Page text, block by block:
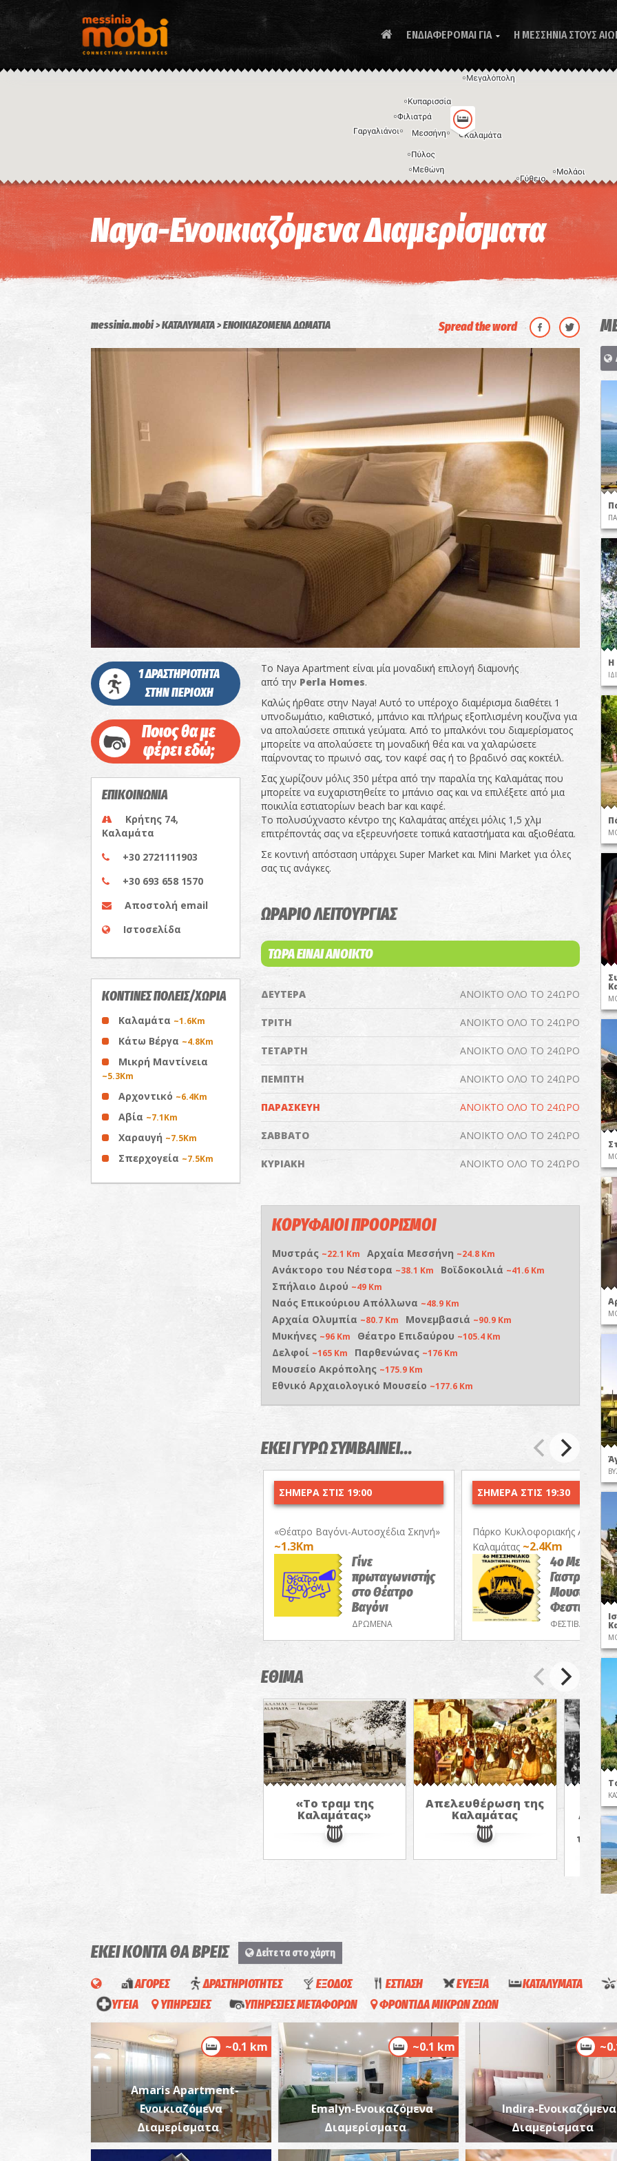
ΕΝΔΙΑΦΕΡΟΜΑΙ ΓΙΑ  Η ΜΕΣΣΗΝΙΑ ΣΤΟΥΣ
Naya-Ενοικιαζόμενα Διαμερίσματα
messinia.mobi ΚΑΤΑΛΥΜΑΤΑ ΕΝΟΙΚΙΑΖΟΜΕΝΑ ΔΩΜΑΤΙΑ Spread the word
1 ΔΡΑΣΤΗΡΙΟΤΗΤΑ
ΣΤΗΝ ΠΕΡΙΟΧΗ
Ποιος θα με
φέρει εδώ;
ΕΠΙΚΟΙΝΩΝΙΑ
Κρήτης 74,
Καλαμάτα
+30 2721111903
+30 693 658 1570
Αποστολή email
Ιστοσελίδα
ΚΟΝΤΙΝΕΣ ΠΟΛΕΙΣ/ΧΩΡΙΑ
Καλαμάτα ~1.6Km
Κάτω Βέργα ~4.8Km
Μικρή Μαντίνεια
~5.3Km
Αρχοντικό ~6.4Km
Αβία ~7.1Km
Χαραυγή ~7.5Km
Σπερχογεία ~7.5Km
To Naya Apartment είναι μία μοναδική επιλογή διαμονής
από την Perla Homes.
Καλώς ήρθατε στην Naya! Αυτό το υπέροχο διαμέρισμα διαθέτει 1
υπνοδωμάτιο, καθιστικό, μπάνιο και πλήρως εξοπλισμένη κουζίνα για
να απολαύσετε σπιτικά γεύματα. Από το μπαλκόνι του διαμερίσματος
μπορείτε να απολαύσετε τη μοναδική θέα και να χαλαρώσετε
παίρνοντας το πρωινό σας, τον καφέ σας ή το βραδινό σας κοκτέιλ.
Σας χωρίζουν μόλις 350 μέτρα από την παραλία της Καλαμάτας που
μπορείτε να ευχαριστηθείτε το μπάνιο σας και να επιλέξετε από μια
ποικιλία εστιατορίων beach bar και καφέ.
Το πολυσύχναστο κέντρο της Καλαμάτας απέχει μόλις 1,5 χλμ
επιτρέποντάς σας να εξερευνήσετε τοπικά καταστήματα και αξιοθέατα.
Σε κοντινή απόσταση υπάρχει Super Market και Mini Market για όλες
σας τις ανάγκες.
ΩΡΑΡΙΟ ΛΕΙΤΟΥΡΓΙΑΣ
ΤΩΡΑ ΕΙΝΑΙ ΑΝΟΙΚΤΟ
ΔΕΥΤΕΡΑ ΑΝΟΙΚΤΟ ΟΛΟ ΤΟ 24ΩΡΟ
ΤΡΙΤΗ ΑΝΟΙΚΤΟ ΟΛΟ ΤΟ 24ΩΡΟ
ΤΕΤΑΡΤΗ ΑΝΟΙΚΤΟ ΟΛΟ ΤΟ 24ΩΡΟ
ΠΕΜΠΤΗ ΑΝΟΙΚΤΟ ΟΛΟ ΤΟ 24ΩΡΟ
ΠΑΡΑΣΚΕΥΗ ΑΝΟΙΚΤΟ ΟΛΟ ΤΟ 24ΩΡΟ
ΣΑΒΒΑΤΟ ΑΝΟΙΚΤΟ ΟΛΟ ΤΟ 24ΩΡΟ
ΚΥΡΙΑΚΗ ΑΝΟΙΚΤΟ ΟΛΟ ΤΟ 24ΩΡΟ
ΚΟΡΥΦΑΙΟΙ ΠΡΟΟΡΙΣΜΟΙ
Μυστράς ~22.1 Km Αρχαία Μεσσήνη ~24.8 Km
Ανάκτορο του Νέστορα ~38.1 Km Βοϊδοκοιλιά ~41.6 Km
Σπήλαιο Διρού ~49 Km
Ναός Επικούριου Απόλλωνα ~48.9 Km
Αρχαία Ολυμπία ~80.7 Km Μονεμβασιά ~90.9 Km
Μυκήνες ~96 Km Θέατρο Επιδαύρου ~105.4 Km
Δελφοί ~165 Km Παρθενώνας ~176 Km
Μουσείο Ακρόπολης ~175.9 Km
Εθνικό Αρχαιολογικό Μουσείο ~177.6 Km
ΕΚΕΙ ΓΥΡΩ ΣΥΜΒΑΙΝΕΙ...
ΣΗΜΕΡΑ ΣΤΙΣ 19:00
«Θέατρο Βαγόνι-Αυτοσχέδια Σκηνή»
~1.3Km
Γίνε
πρωταγωνιστής
στο Θέατρο
Βαγόνι
ΔΡΩΜΕΝΑ
ΣΗΜΕΡΑ ΣΤΙΣ 19:30
Πάρκο Κυκλοφοριακής Αγωγής
Καλαμάτας ~2.4Km
4ο
Μουσικό
Φεστιβάλ
ΦΕΣΤΙΒΑΛ
ΕΘΙΜΑ
«Το τραμ της
Καλαμάτας»
Απελευθέρωση της
Καλαμάτας
«Η
Η
ΕΚΕΙ ΚΟΝΤΑ ΘΑ ΒΡΕΙΣ Δείτε τα στο χάρτη
ΑΓΟΡΕΣ ΔΡΑΣΤΗΡΙΟΤΗΤΕΣ ΕΞΟΔΟΣ ΕΣΤΙΑΣΗ ΕΥΕΞΙΑ ΚΑΤΑΛΥΜΑΤΑ
ΥΓΕΙΑ
ΥΠΗΡΕΣΙΕΣ ΥΠΗΡΕΣΙΕΣ ΜΕΤΑΦΟΡΩΝ ΦΡΟΝΤΙΔΑ ΜΙΚΡΩΝ ΖΩΩΝ
~0.1 km
Amaris Apartment-
Ενοικιαζόμενα
Διαμερίσματα
~0.1 km
Emalyn-Ενοικαζόμενα
Διαμερίσματα
Indira-Ενοικαζόμενα
Διαμερίσματα